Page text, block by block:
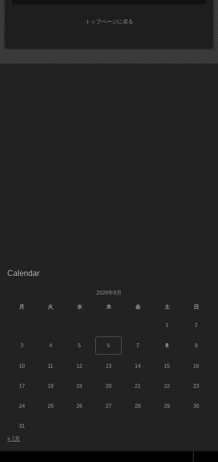
トップページに戻る
Calendar
2026年8月
月 火 水 木 金 土 日
1 2
3 4 5 6 7 8 9
10 11 12 13 14 15 16
17 18 19 20 21 22 23
24 25 26 27 28 29 30
31
« 7月